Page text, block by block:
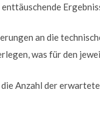
an die
was für den
Anzahl der